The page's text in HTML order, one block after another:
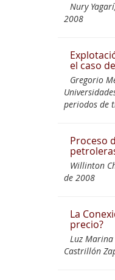
Nury
2008
el caso
Gregorio
periodos de
Proceso
Willinton
de 2008
La
precio?
Luz
Castrillón